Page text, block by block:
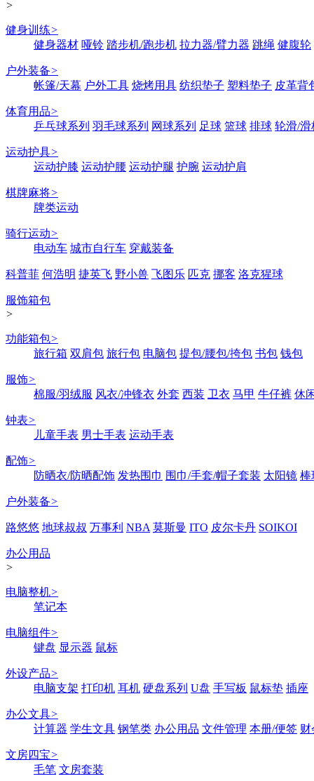
>
健身训练>
健身器材 哑铃 踏步机/跑步机 拉力器/臂力器 跳绳 健腹轮
户外装备>
帐篷/天幕 户外工具 烧烤用具 纺织垫子 塑料垫子 皮革背
体育用品>
乒乓球系列 羽毛球系列 网球系列 足球 篮球 排球 轮滑/滑
运动护具>
运动护膝 运动护腰 运动护腿 护腕 运动护肩
棋牌麻将>
牌类运动
骑行运动>
电动车 城市自行车 穿戴装备
科普菲 何浩明 捷英飞 野小兽 飞图乐 匹克 挪客 洛克猩球
服饰箱包
>
功能箱包>
旅行箱 双肩包 旅行包 电脑包 提包/腰包/挎包 书包 钱包
服饰>
棉服/羽绒服 风衣/冲锋衣 外套 西装 卫衣 马甲 牛仔裤 休
钟表>
儿童手表 男士手表 运动手表
配饰>
防晒衣/防晒配饰 发热围巾 围巾/手套/帽子套装 太阳镜 棒
户外装备>
路悠悠 地球叔叔 万事利 NBA 莫斯曼 ITO 皮尔卡丹 SOIKOI
办公用品
>
电脑整机>
笔记本
电脑组件>
键盘 显示器 鼠标
外设产品>
电脑支架 打印机 耳机 硬盘系列 U盘 手写板 鼠标垫 插座
办公文具>
计算器 学生文具 钢笔类 办公用品 文件管理 本册/便签 财
文房四宝>
毛笔 文房套装